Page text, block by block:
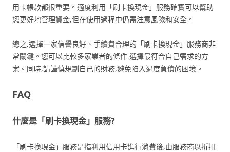
用卡帳款都很重要。適度利用「刷卡換現金」服務確實可以幫助
您更好地管理資金,但在使用過程中仍需注意風險和安全。
總之,選擇一家信譽良好、手續費合理的「刷卡換現金」服務商非
常關鍵。您可以比較多家業者的條件,選擇最符合自己需求的方
案。同時,請謹慎規劃自己的財務,避免陷入過度負債的困境。
FAQ
什麼是「刷卡換現金」服務?
「刷卡換現金」服務是指利用信用卡進行消費後,由服務商以折扣